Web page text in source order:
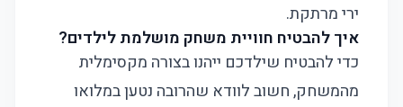
ירי מרתקת.
איך להבטיח חוויית משחק מושלמת לילדים?
כדי להבטיח שילדכם ייהנו בצורה מקסימלית
מהמשחק, חשוב לוודא שהרובה נטען במלואו